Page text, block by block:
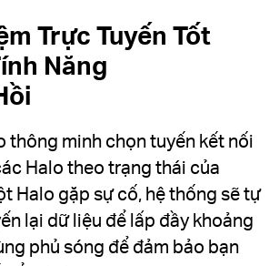
Trực Tuyến Tốt
Năng
thông minh chọn tuyến kết nối
Halo theo trạng thái của
Halo gặp sự cố, hệ thống sẽ tự
lại dữ liệu để lấp đầy khoảng
phủ sóng để đảm bảo bạn